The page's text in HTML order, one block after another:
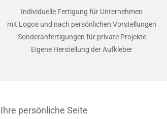
Individuelle Fertigung für Unternehmen
mit Logos und nach persönlichen Vorstellungen
Sonderanfertigungen für private Projekte
Eigene Herstellung der Aufkleber
Ihre persönliche Seite